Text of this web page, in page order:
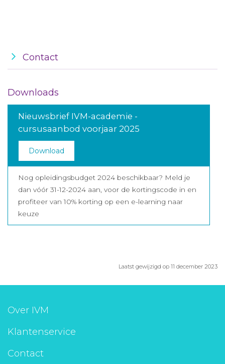
Contact
Downloads
Nieuwsbrief IVM-academie -
cursusaanbod voorjaar 2025
Download
Nog opleidingsbudget 2024 beschikbaar? Meld je
dan vóór 31-12-2024 aan, voor de kortingscode in en
profiteer van 10% korting op een e-learning naar
keuze
Laatst gewijzigd op 11 december 2023
Over IVM
Klantenservice
Contact